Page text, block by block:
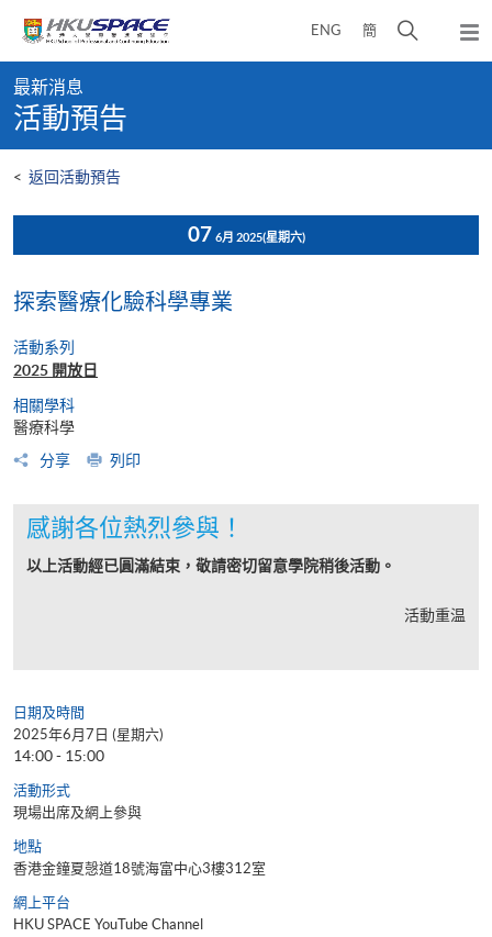
content
ENG 簡
開
彈
出
content
start
最新消息
活動預告
< 返回活動預告
07 6月 2025(星期六)
探索醫療化驗科學專業
活動系列
2025 開放日
相關學科
醫療科學
分享
列印
感謝各位熱烈參與！
以上活動經已圓滿結束，敬請密切留意學院稍後活動。
活動重温
日期及時間
2025年6月7日 (星期六)
14:00 - 15:00
活動形式
現場出席及網上參與
地點
香港金鐘夏愨道18號海富中心3樓312室
網上平台
HKU SPACE YouTube Channel